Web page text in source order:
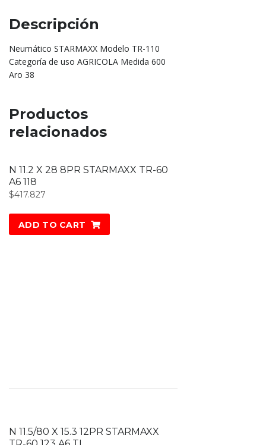
Descripción
Neumático STARMAXX Modelo TR-110
Categoría de uso AGRICOLA Medida 600
Aro 38
Productos
relacionados
N 11.2 X 28 8PR STARMAXX TR-60
A6 118
$417.827
ADD TO CART
N 11.5/80 X 15.3 12PR STARMAXX